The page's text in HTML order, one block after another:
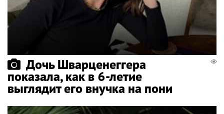
Дочь Шварценеггера
показала, как в 6-летие
выглядит его внучка на пони